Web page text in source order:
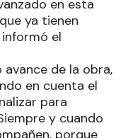
en esta
ya tienen
el
de la obra,
en cuenta el
para
y cuando